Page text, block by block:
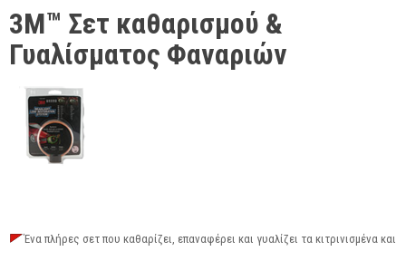
3M™ Σετ καθαρισμού &
Γυαλίσματος Φαναριών
Ένα πλήρες σετ που καθαρίζει, επαναφέρει και γυαλίζει τα κιτρινισμένα και